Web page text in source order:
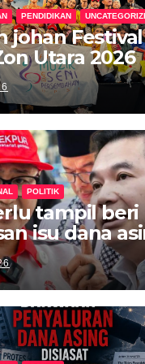
PENDIDIKAN
johan Festival
Utara 2026
POLITIK
tampil beri
isu dana